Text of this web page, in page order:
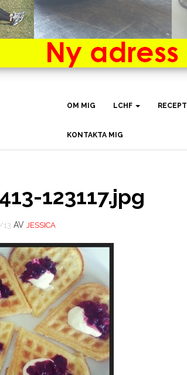
OM MIG LCHF RECEPT
KONTAKTA MIG
123117.jpg
AV JESSICA